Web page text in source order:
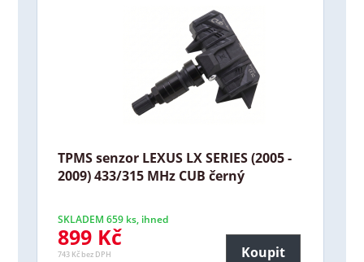
TPMS senzor LEXUS LX SERIES (2005 -
2009) 433/315 MHz CUB černý
SKLADEM 659 ks, ihned
899 Kč
743 Kč bez DPH Koupit